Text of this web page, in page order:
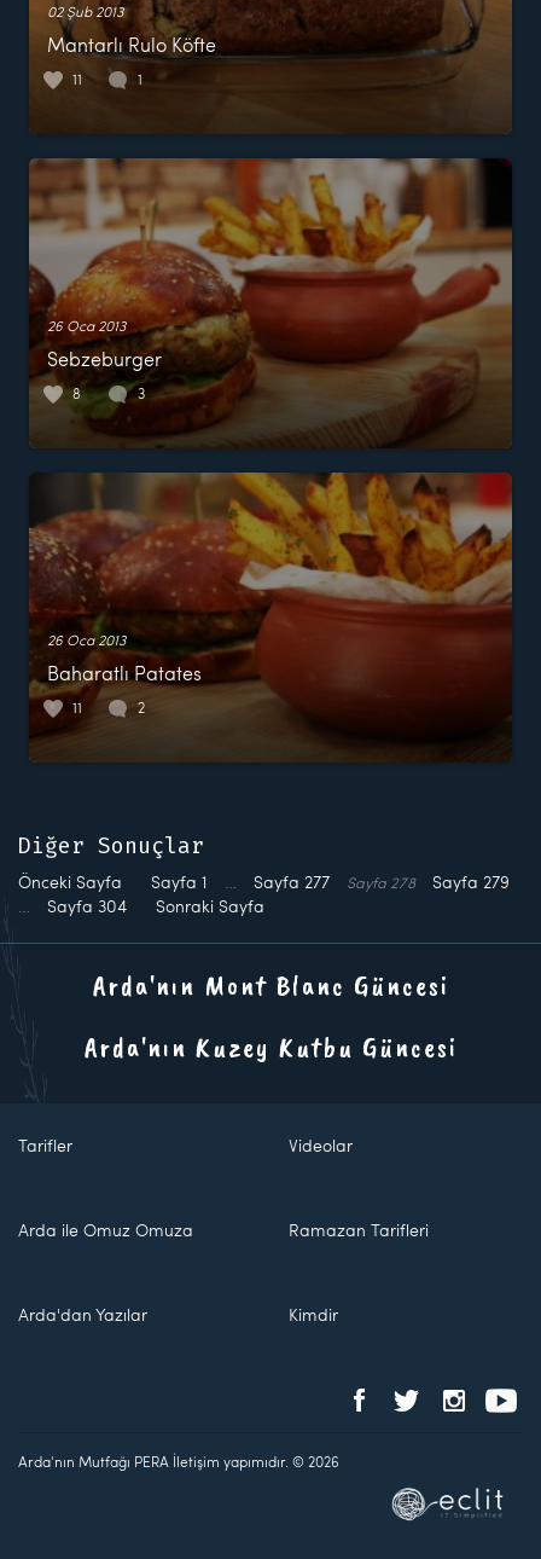
02 Şub 2013
Mantarlı Rulo Köfte
11 1
26 Oca 2013
Sebzeburger
8 3
26 Oca 2013
Baharatlı Patates
11 2
Diğer Sonuçlar
Önceki Sayfa Sayfa 1 … Sayfa 277 Sayfa 278 Sayfa 279
…
Sayfa 304 Sonraki Sayfa
Arda'nın Mont Blanc Güncesi
Arda'nın Kuzey Kutbu Güncesi
Tarifler Videolar
Arda ile Omuz Omuza Ramazan Tarifleri
Arda'dan Yazılar Kimdir
Arda'nın Mutfağı PERA İletişim yapımıdır. © 2026